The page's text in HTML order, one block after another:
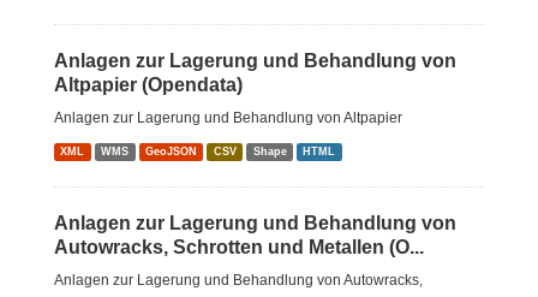
Anlagen zur Lagerung und Behandlung von
Altpapier (Opendata)
Anlagen zur Lagerung und Behandlung von Altpapier
XML WMS GeoJSON CSV Shape HTML
Anlagen zur Lagerung und Behandlung von
Autowracks, Schrotten und Metallen (O...
Anlagen zur Lagerung und Behandlung von Autowracks,